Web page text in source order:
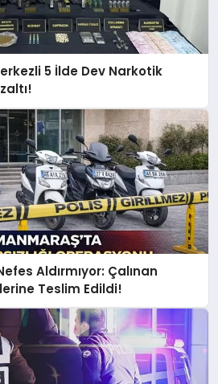
5 İlde Dev Narkotik
Aldırmıyor: Çalınan
Teslim Edildi!